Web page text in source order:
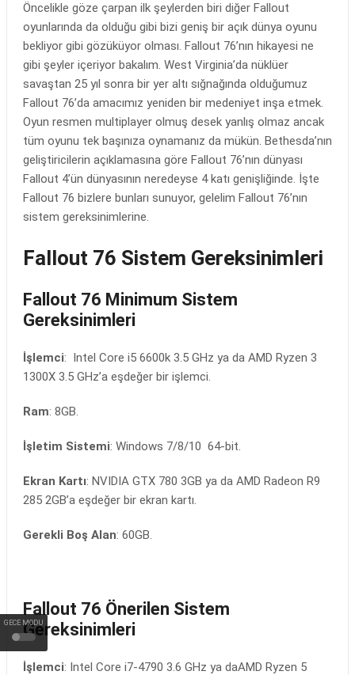
GECE MODU
Öncelikle göze çarpan ilk şeylerden biri diğer Fallout
oyunlarında da olduğu gibi bizi geniş bir açık dünya oyunu
bekliyor gibi gözüküyor olması. Fallout 76’nın hikayesi ne
gibi şeyler içeriyor bakalım. West Virginia’da nüklüer
savaştan 25 yıl sonra bir yer altı sığnağında olduğumuz
Fallout 76’da amacımız yeniden bir medeniyet inşa etmek.
Oyun resmen multiplayer olmuş desek yanlış olmaz ancak
tüm oyunu tek başınıza oynamanız da mükün. Bethesda’nın
geliştiricilerin açıklamasına göre Fallout 76’nın dünyası
Fallout 4’ün dünyasının neredeyse 4 katı genişliğinde. İşte
Fallout 76 bizlere bunları sunuyor, gelelim Fallout 76’nın
sistem gereksinimlerine.
Fallout 76 Sistem Gereksinimleri
Fallout 76 Minimum Sistem
Gereksinimleri
İşlemci: Intel Core i5 6600k 3.5 GHz ya da AMD Ryzen 3
1300X 3.5 GHz’a eşdeğer bir işlemci.
Ram: 8GB.
İşletim Sistemi: Windows 7/8/10 64-bit.
Ekran Kartı: NVIDIA GTX 780 3GB ya da AMD Radeon R9
285 2GB’a eşdeğer bir ekran kartı.
Gerekli Boş Alan: 60GB.
Fallout 76 Önerilen Sistem
Gereksinimleri
İşlemci: Intel Core i7-4790 3.6 GHz ya daAMD Ryzen 5